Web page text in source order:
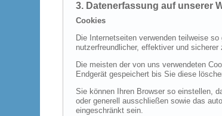
3. Datenerfassung auf unserer
Cookies
Die Internetseiten verwenden teilweise
nutzerfreundlicher, effektiver und
Die meisten der von uns verwendeten
Endgerät gespeichert bis Sie diese
Sie können Ihren Browser so einstellen,
oder generell ausschließen sowie das
eingeschränkt sein.